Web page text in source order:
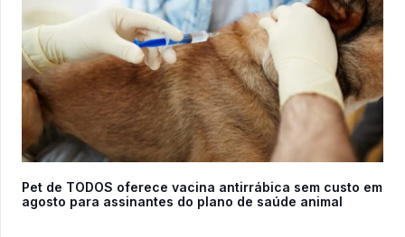
Pet de TODOS oferece vacina antirrábica sem custo em
agosto para assinantes do plano de saúde animal